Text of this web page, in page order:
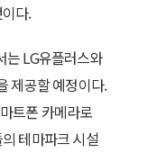
다.
는 LG유플러스와
제공할 예정이다.
트폰 카메라로
테마파크 시설